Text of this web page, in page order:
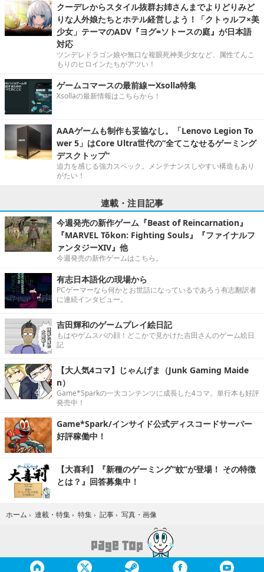
クーデレからスタイル抜群お姉さんまでよりどりみど
りな人外娘たちとホテル経営しよう！「クトゥルフ×美
少女」テーマのADV『ヨグ=ソトースの庭』が日本語
対応
ツンデレドラゴン娘や無口な複眼死神美少女など、属性てんこ
もりのヒロインたちがアツい！
ゲームコマースの最前線ーXsolla特集
Xsollaの最新情報はこちらから！
AAAゲームも制作も妥協なし。「Lenovo Legion To
wer 5」はCore Ultra世代の“全てこなせるゲーミング
デスクトップ”
迫力を感じる強力スペック。メンテナンスしやすい構造もあり
がたい！
連載・注目記事
今週発売の新作ゲーム『Beast of Reincarnation』
『MARVEL Tōkon: Fighting Souls』『ファイナルフ
ァンタジーXIV』他
今週発売の新作ゲームはこちら。
有志日本語化の現場から
PCゲーマーなら何かとお世話になっているであろう有志翻訳者
に連続インタビュー。
吉田輝和のゲームプレイ絵日記
もはやゲムスパの顔！どこかで見かけた吉田さんのゲーム絵日
記
【大人気4コマ】じゃんげま（Junk Gaming Maide
n）
Game*Sparkの一大コンテンツに成長した4コマ。単行本も好評
発売中！
Game*Spark/インサイド公式ディスコードサーバー
好評稼働中！
【大喜利】『新種のゲーミング“蚊”が登場！ その特徴
とは？』回答募集中！
ホーム › 連載・特集 › 特集 › 記事 › 写真・画像